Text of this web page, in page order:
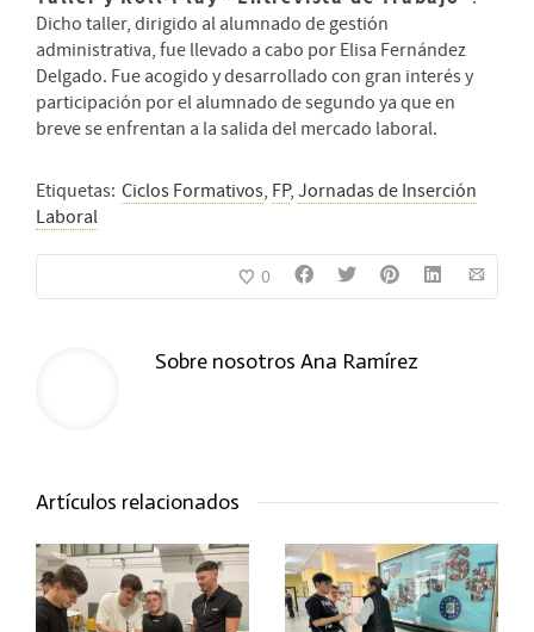
Dicho taller, dirigido al alumnado de gestión
administrativa, fue llevado a cabo por Elisa Fernández
Delgado. Fue acogido y desarrollado con gran interés y
participación por el alumnado de segundo ya que en
breve se enfrentan a la salida del mercado laboral.
Etiquetas: Ciclos Formativos, FP, Jornadas de Inserción
Laboral
0
Sobre nosotros Ana Ramírez
Artículos relacionados